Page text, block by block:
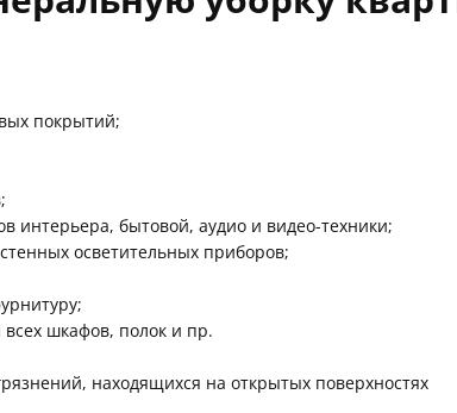
покрытий;
интерьера, бытовой, аудио и видео-техники;
осветительных приборов;
шкафов, полок и пр.
находящихся на открытых поверхностях